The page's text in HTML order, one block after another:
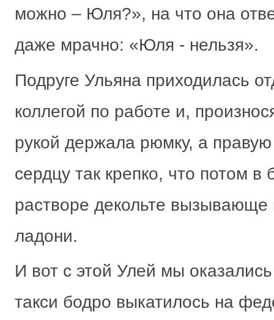
можно – Юля?», на что она
даже мрачно: «Юля - нельзя».
Подруге Ульяна приходилась
коллегой по работе и,
рукой держала рюмку, а
сердцу так крепко, что потом в
растворе декольте вызывающе
ладони.
И вот с этой Улей мы
такси бодро выкатилось на